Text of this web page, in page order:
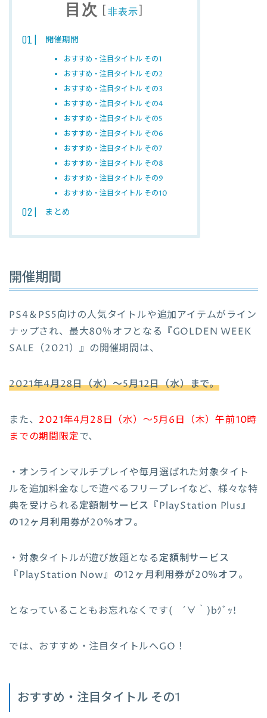
目次 [ 非表示]
開催期間
おすすめ・注目タイトル その1
おすすめ・注目タイトル その2
おすすめ・注目タイトル その3
おすすめ・注目タイトル その4
おすすめ・注目タイトル その5
おすすめ・注目タイトル その6
おすすめ・注目タイトル その7
おすすめ・注目タイトル その8
おすすめ・注目タイトル その9
おすすめ・注目タイトル その10
まとめ
開催期間
PS4＆PS5向けの人気タイトルや追加アイテムがライン
ナップされ、最大80％オフとなる『GOLDEN WEEK
SALE（2021）』の開催期間は、
2021年4月28日（水）～5月12日（水）まで。
また、 2021年4月28日（水）～5月6日（木）午前10時
までの期間限定で、
・オンラインマルチプレイや毎月選ばれた対象タイト
ルを追加料金なしで遊べるフリープレイなど、様々な特
典を受けられる定額制サービス『PlayStation Plus』
の12ヶ月利用券が20％オフ。
・対象タイトルが遊び放題となる定額制サービス
『PlayStation Now』の12ヶ月利用券が20％オフ。
となっていることもお忘れなくです( ´∀｀)bｸﾞｯ!
では、おすすめ・注目タイトルへGO！
おすすめ・注目タイトル その1